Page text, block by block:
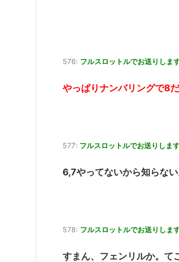
576: フルスロットルでお送りしま
やっぱりナンバリングで8だ
577: フルスロットルでお送りしま
6,7やってないから知らな
578: フルスロットルでお送りしま
すまん、フェンリルか。て